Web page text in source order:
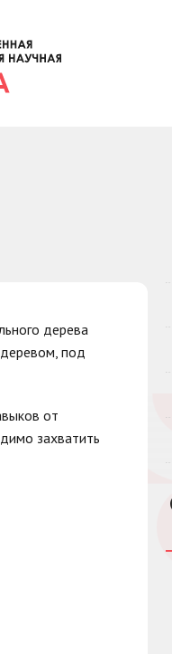
дерева
деревом, под
от
захватить